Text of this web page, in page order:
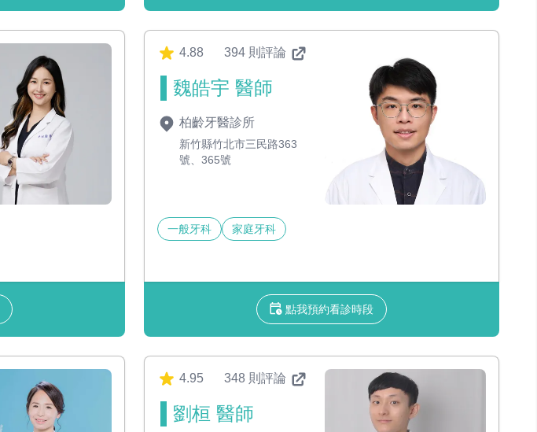
4.88 394 則評論
魏皓宇 醫師
柏齡牙醫診所
新竹縣竹北市三民路363
號、365號
一般牙科 家庭牙科
點我預約看診時段
4.95 348 則評論
劉桓 醫師